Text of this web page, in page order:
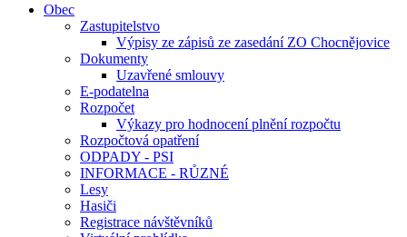
Obec
Zastupitelstvo
Výpisy ze zápisů ze zasedání ZO Chocnějovice
Dokumenty
Uzavřené smlouvy
E-podatelna
Rozpočet
Výkazy pro hodnocení plnění rozpočtu
Rozpočtová opatření
ODPADY - PSI
INFORMACE - RŮZNÉ
Lesy
Hasiči
Registrace návštěvníků